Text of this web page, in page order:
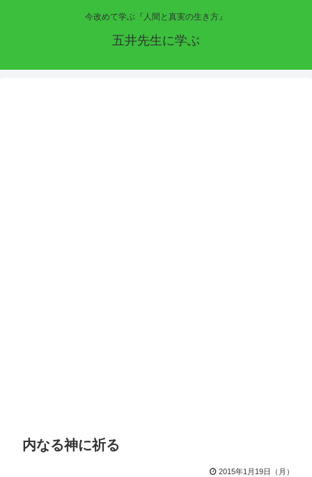
今改めて学ぶ『人間と真実の生き方』
五井先生に学ぶ
内なる神に祈る
2015年1月19日（月）